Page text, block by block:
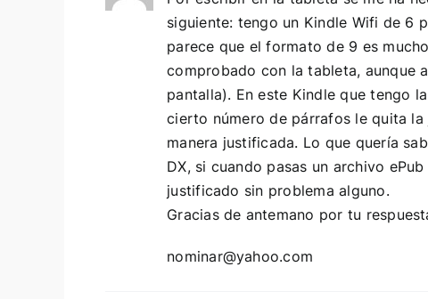
siguiente: tengo un Kindle Wifi de 6
parece que el formato de 9 es
comprobado con la tableta, aunque
pantalla). En este Kindle que tengo
cierto número de párrafos le quita
manera justificada. Lo que quería
DX, si cuando pasas un archivo
justificado sin problema alguno.
Gracias de antemano por tu
nominar@yahoo.com